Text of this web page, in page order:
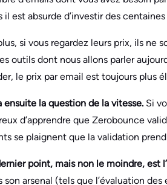
il est absurde d’investir des
si vous regardez leurs prix, ils ne
outils dont nous allons parler
le prix par email est toujours plus
ensuite la question de la vitesse. Si
d’apprendre que Zerobounce
se plaignent que la validation
point, mais non le moindre, est
son arsenal (tels que l’évaluation